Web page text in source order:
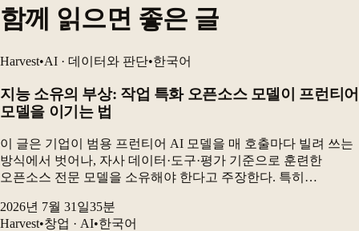
함께 읽으면 좋은 글
Harvest•AI · 데이터와 판단•한국어
지능 소유의 부상: 작업 특화 오픈소스 모델이 프런티어
모델을 이기는 법
이 글은 기업이 범용 프런티어 AI 모델을 매 호출마다 빌려 쓰는
방식에서 벗어나, 자사 데이터·도구·평가 기준으로 훈련한
오픈소스 전문 모델을 소유해야 한다고 주장한다. 특히
파라미터 오픈소스 모델은 최고 프런티어 구성보다 더...
2026년 7월 31일35분
Harvest•창업 · AI•한국어